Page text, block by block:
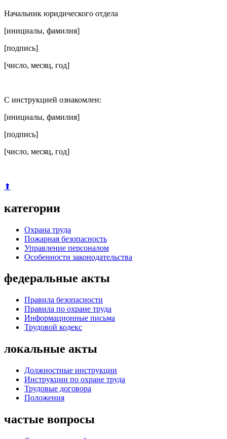
Начальник юридического отдела
[инициалы, фамилия]
[подпись]
[число, месяц, год]
С инструкцией ознакомлен:
[инициалы, фамилия]
[подпись]
[число, месяц, год]
⬆
категории
Охрана труда
Пожарная безопасность
Управление персоналом
Особенности законодательства
федеральные акты
Правила безопасности
Правила по охране труда
Информационные письма
Трудовой кодекс
локальные акты
Должностные инструкции
Инструкции по охране труда
Трудовые договора
Положения
частые вопросы